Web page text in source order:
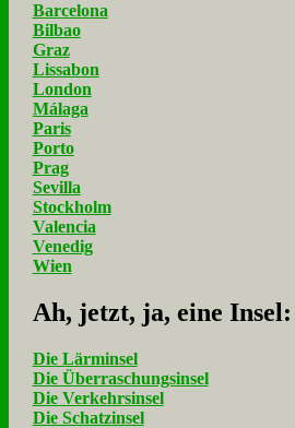
Barcelona
Bilbao
Graz
Lissabon
London
Málaga
Paris
Porto
Prag
Sevilla
Stockholm
Valencia
Venedig
Wien
Ah, jetzt, ja, ei­ne In­sel:
Die Lärminsel
Die Überraschungsinsel
Die Verkehrsinsel
Die Schatzinsel